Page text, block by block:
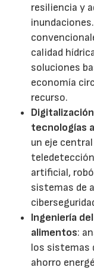
resiliencia y
calidad
soluciones
economía
recurso.
tecnologías
un eje
artificial,
sistemas de
Ingeniería
alimentos:
los sistemas
ahorro